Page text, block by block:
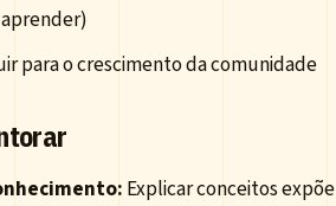
para o crescimento da comunidade
Explicar conceitos expõe